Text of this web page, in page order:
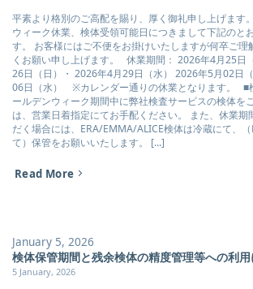
平素より格別のご高配を賜り、厚く御礼申し上げます
ウィーク休業、検体受領可能日につきまして下記のと
す。 お客様にはご不便をお掛けいたしますが何卒ご理
くお願い申し上げます。 休業期間： 2026年4月25
26日（日）・ 2026年4月29日（水） 2026年5月02日
06日（水） ※カレンダー通りの休業となります。 ■
ールデンウィーク期間中に弊社検査サービスの検体を
は、営業日着指定にてお手配ください。 また、休業期
だく場合には、ERA/EMMA/ALICE検体は冷蔵にて、
て）保管をお願いいたします。 [...]
Read More
January 5, 2026
検体保管期間と残余検体の精度管理等への利
5 January, 2026